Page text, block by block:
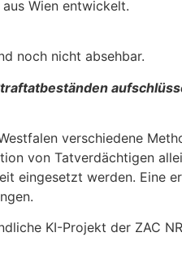
Wien entwickelt.
noch nicht absehbar.
verschiedene
von Tatverdächtigen
eingesetzt werden. Eine
KI-Projekt der ZAC